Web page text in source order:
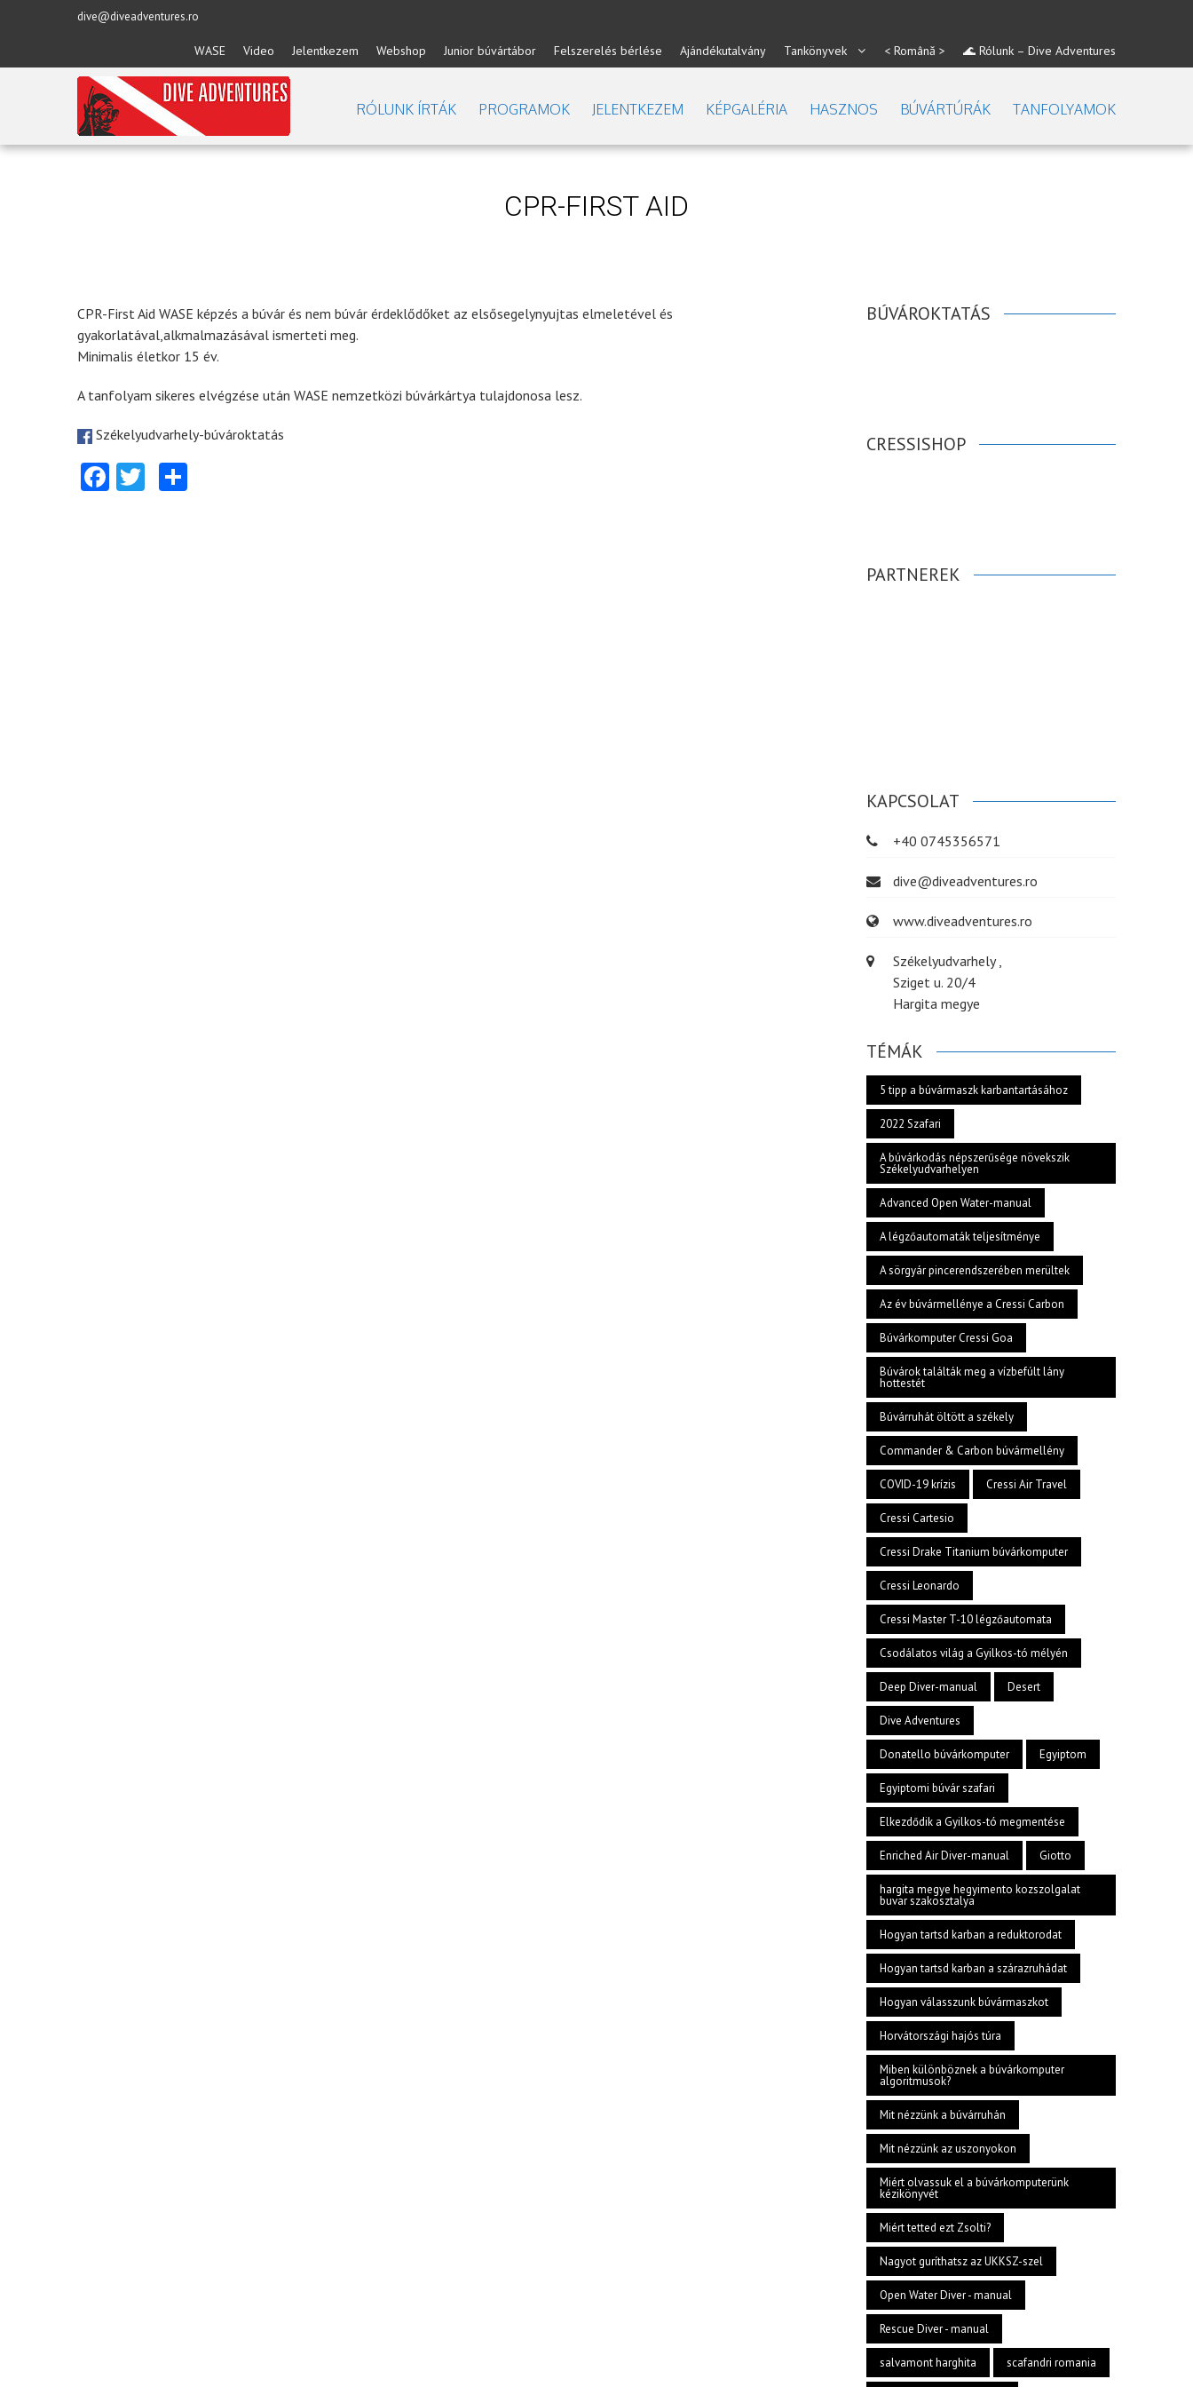
dive@diveadventures.ro
WASE Video Jelentkezem Webshop Junior búvártábor Felszerelés bérlése Ajándékutalvány Tankönyvek < Română > 🌊 Rólunk – Dive Adventures
RÓLUNK ÍRTÁK PROGRAMOK JELENTKEZEM KÉPGALÉRIA HASZNOS BÚVÁRTÚRÁK TANFOLYAMOK
CPR-FIRST AID
CPR-First Aid WASE képzés a búvár és nem búvár érdeklődőket az elsősegelynyujtas elmeletével és
gyakorlatával,alkmalmazásával ismerteti meg.
Minimalis életkor 15 év.
A tanfolyam sikeres elvégzése után WASE nemzetközi búvárkártya tulajdonosa lesz.
Székelyudvarhely-búvároktatás
Facebook
Twitter
BÚVÁROKTATÁS
CRESSISHOP
PARTNEREK
KAPCSOLAT
+40 0745356571
dive@diveadventures.ro
www.diveadventures.ro
Székelyudvarhely ,
Sziget u. 20/4
Hargita megye
TÉMÁK
5 tipp a búvármaszk karbantartásához
2022 Szafari
A búvárkodás népszerűsége növekszik
Székelyudvarhelyen
Advanced Open Water-manual
A légzőautomaták teljesítménye
A sörgyár pincerendszerében merültek
Az év búvármellénye a Cressi Carbon
Búvárkomputer Cressi Goa
Búvárok találták meg a vízbefúlt lány
hottestét
Búvárruhát öltött a székely
Commander & Carbon búvármellény
COVID-19 krízis Cressi Air Travel
Cressi Cartesio
Cressi Drake Titanium búvárkomputer
Cressi Leonardo
Cressi Master T-10 légzőautomata
Csodálatos világ a Gyilkos-tó mélyén
Deep Diver-manual Desert
Dive Adventures
Donatello búvárkomputer Egyiptom
Egyiptomi búvár szafari
Elkezdődik a Gyilkos-tó megmentése
Enriched Air Diver-manual Giotto
hargita megye hegyimento kozszolgalat
buvar szakosztalya
Hogyan tartsd karban a reduktorodat
Hogyan tartsd karban a szárazruhádat
Hogyan válasszunk búvármaszkot
Horvátországi hajós túra
Miben különböznek a búvárkomputer
algoritmusok?
Mit nézzünk a búvárruhán
Mit nézzünk az uszonyokon
Miért olvassuk el a búvárkomputerünk
kézikönyvét
Miért tetted ezt Zsolti?
Nagyot guríthatsz az UKKSZ-szel
Open Water Diver - manual
Rescue Diver - manual
salvamont harghita scafandri romania